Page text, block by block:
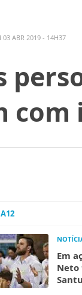
03 ABR 2019 - 14H37
com
Em
Neto